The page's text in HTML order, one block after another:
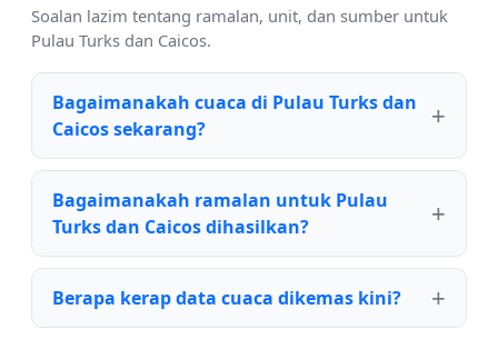
Soalan lazim tentang ramalan, unit, dan sumber untuk
Pulau Turks dan Caicos.
Bagaimanakah cuaca di Pulau Turks dan
Caicos sekarang?
Bagaimanakah ramalan untuk Pulau
Turks dan Caicos dihasilkan?
Berapa kerap data cuaca dikemas kini?